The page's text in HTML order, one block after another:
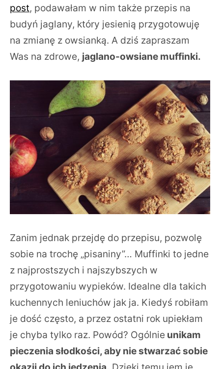
post, podawałam w nim także przepis na
budyń jaglany, który jesienią przygotowuję
na zmianę z owsianką. A dziś zapraszam
Was na zdrowe, jaglano-owsiane muffinki.
Zanim jednak przejdę do przepisu, pozwolę
sobie na trochę „pisaniny”… Muffinki to jedne
z najprostszych i najszybszych w
przygotowaniu wypieków. Idealne dla takich
kuchennych leniuchów jak ja. Kiedyś robiłam
je dość często, a przez ostatni rok upiekłam
je chyba tylko raz. Powód? Ogólnie unikam
pieczenia słodkości, aby nie stwarzać sobie